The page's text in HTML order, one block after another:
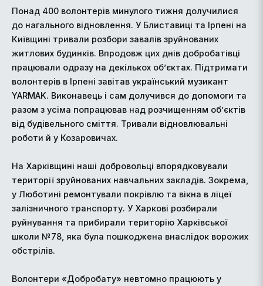
Понад 400 волонтерів минулого тижня долучилися
до нагального відновлення. У Блиставиці та Ірпені на
Київщині тривали розбори завалів зруйнованих
житлових будинків. Впродовж цих днів добробатівці
працювали одразу на декількох об’єктах. Підтримати
волонтерів в Ірпені завітав український музикант
YARMAK. Виконавець і сам долучився до допомоги та
разом з усіма попрацював над розчищенням об’єктів
від будівельного сміття. Тривали відновлювальні
роботи й у Козаровичах.
На Харківщині наші добровольці впорядковували
території зруйнованих навчальних закладів. Зокрема,
у Люботині ремонтували покрівлю та вікна в ліцеї
залізничного транспорту. У Харкові розбирали
руйнування та прибирали територію Харківської
школи №78, яка була пошкоджена внаслідок ворожих
обстрілів.
Волонтери «Добробату» невтомно працюють у